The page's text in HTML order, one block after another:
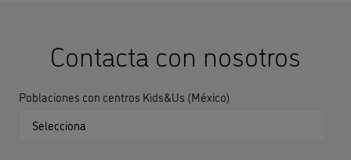
Contacta con nosotros
Poblaciones con centros Kids&Us (México)